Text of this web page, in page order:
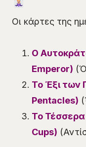
Οι κάρτες της
Ο
Emperor)
Το Έξι των
Pentacles)
Το
Cups)